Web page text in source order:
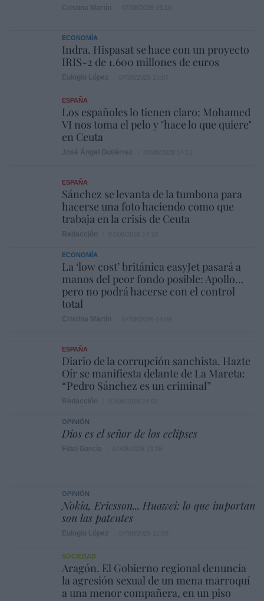
ECONOMÍA
Indra. Hispasat se hace con un proyecto
IRIS-2 de 1.600 millones de euros
ESPAÑA
Los españoles lo tienen claro: Mohamed
VI nos toma el pelo y "hace lo que quiere"
en Ceuta
ESPAÑA
Sánchez se levanta de la tumbona para
hacerse una foto haciendo como que
trabaja en la crisis de Ceuta
ECONOMÍA
La ‘low cost’ británica easyJet pasará a
manos del peor fondo posible: Apollo...
pero no podrá hacerse con el control
total
ESPAÑA
Diario de la corrupción sanchista. Hazte
Oír se manifiesta delante de La Mareta:
“Pedro Sánchez es un criminal”
OPINIÓN
Dios es el señor de los eclipses
OPINIÓN
Nokia, Ericsson... Huawei: lo que importan
son las patentes
SOCIEDAD
Aragón. El Gobierno regional denuncia
la agresión sexual de un mena marroquí
a una menor compañera, en un piso